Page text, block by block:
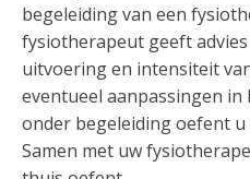
begeleiding van een
fysiotherapeut geeft
uitvoering en intensiteit
eventueel aanpassingen in
onder begeleiding oefent
Samen met uw